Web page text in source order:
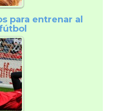
para entrenar al